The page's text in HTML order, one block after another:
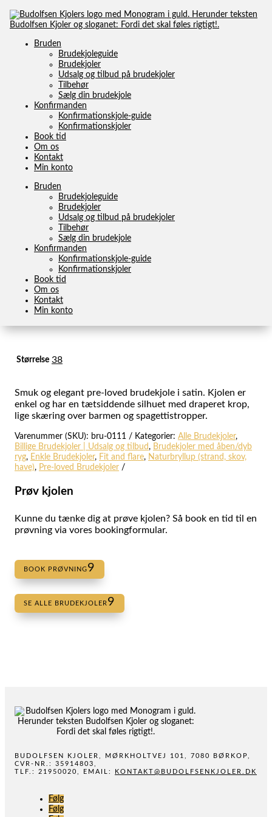
Bruden
Brudekjoleguide
Brudekjoler
Udsalg og tilbud på brudekjoler
Tilbehør
Sælg din brudekjole
Konfirmanden
Konfirmationskjole-guide
Konfirmationskjoler
Book tid
Om os
Kontakt
Min konto
Bruden
Brudekjoleguide
Brudekjoler
Udsalg og tilbud på brudekjoler
Tilbehør
Sælg din brudekjole
Konfirmanden
Konfirmationskjole-guide
Konfirmationskjoler
Book tid
Om os
Kontakt
Min konto
TILBAGE TIL OVERSIGTEN
Tilbud!
Pronovias – Model Betta
15.200,00
kr.15.200,00.kr.
Størrelse 38
Smuk og elegant pre-loved brudekjole i satin. Kjolen er
enkel og har en tætsiddende silhuet med draperet krop,
lige skæring over barmen og spagettistropper.
Varenummer (SKU): bru-0111 Kategorier: Alle Brudekjoler,
Billige Brudekjoler | Udsalg og tilbud, Brudekjoler med åben/dyb
ryg, Enkle Brudekjoler, Fit and flare, Naturbryllup (strand, skov,
have), Pre-loved Brudekjoler
Prøv kjolen
Kunne du tænke dig at prøve kjolen? Så book en tid til en
prøvning via vores bookingformular.
BOOK PRØVNING
SE ALLE BRUDEKJOLER
BUDOLFSEN KJOLER, MØRKHOLTVEJ 101, 7080 BØRKOP,
CVR-NR.: 35914803,
TLF.: 21950020, EMAIL:
KONTAKT@BUDOLFSENKJOLER.DK
Følg
Følg